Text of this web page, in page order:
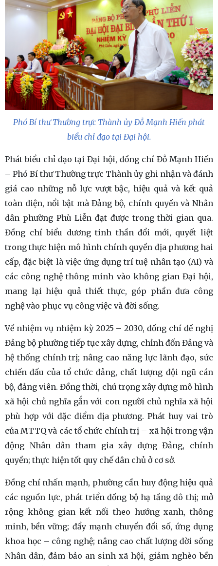
Phó Bí thư Thường trực Thành ủy Đỗ Mạnh Hiến phát
biểu chỉ đạo tại Đại hội.
Phát biểu chỉ đạo tại Đại hội, đồng chí Đỗ Mạnh Hiến
– Phó Bí thư Thường trực Thành ủy ghi nhận và đánh
giá cao những nỗ lực vượt bậc, hiệu quả và kết quả
toàn diện, nổi bật mà Đảng bộ, chính quyền và Nhân
dân phường Phù Liễn đạt được trong thời gian qua.
Đồng chí biểu dương tinh thần đổi mới, quyết liệt
trong thực hiện mô hình chính quyền địa phương hai
cấp, đặc biệt là việc ứng dụng trí tuệ nhân tạo (AI) và
các công nghệ thông minh vào không gian Đại hội,
mang lại hiệu quả thiết thực, góp phần đưa công
nghệ vào phục vụ công việc và đời sống.
Về nhiệm vụ nhiệm kỳ 2025 – 2030, đồng chí đề nghị
Đảng bộ phường tiếp tục xây dựng, chỉnh đốn Đảng và
hệ thống chính trị; nâng cao năng lực lãnh đạo, sức
chiến đấu của tổ chức đảng, chất lượng đội ngũ cán
bộ, đảng viên. Đồng thời, chú trọng xây dựng mô hình
xã hội chủ nghĩa gắn với con người chủ nghĩa xã hội
phù hợp với đặc điểm địa phương. Phát huy vai trò
của MTTQ và các tổ chức chính trị – xã hội trong vận
động Nhân dân tham gia xây dựng Đảng, chính
quyền; thực hiện tốt quy chế dân chủ ở cơ sở.
Đồng chí nhấn mạnh, phường cần huy động hiệu quả
các nguồn lực, phát triển đồng bộ hạ tầng đô thị; mở
rộng không gian kết nối theo hướng xanh, thông
minh, bền vững; đẩy mạnh chuyển đổi số, ứng dụng
khoa học – công nghệ; nâng cao chất lượng đời sống
Nhân dân, đảm bảo an sinh xã hội, giảm nghèo bền